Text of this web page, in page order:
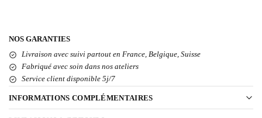
NOS GARANTIES
Livraison avec suivi partout en France, Belgique, Suisse
Fabriqué avec soin dans nos ateliers
Service client disponible 5j/7
INFORMATIONS COMPLÉMENTAIRES